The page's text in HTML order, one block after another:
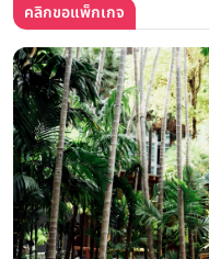
คลิกขอแพ็กเกจ